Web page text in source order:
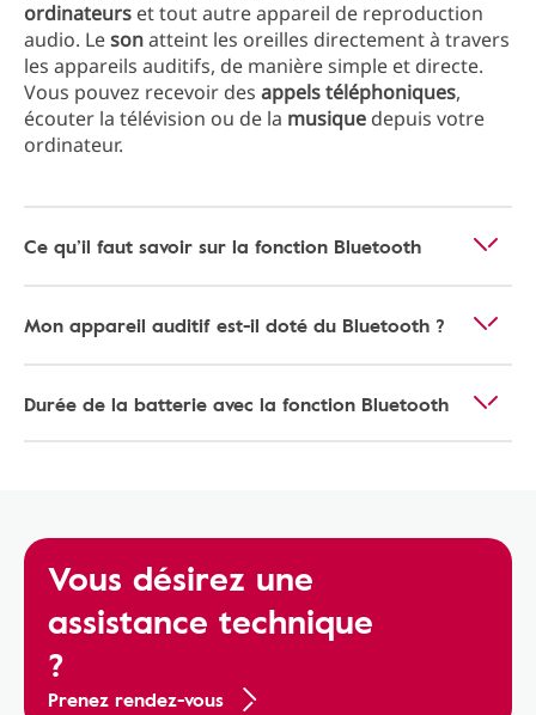
ordinateurs et tout autre appareil de reproduction
audio. Lesonatteint les oreilles directement à travers
les appareils auditifs, de manière simple et directe.
Vous pouvez recevoir des appelstéléphoniques,
écouter la télévision ou de la musique depuis votre
ordinateur.
Ce qu’il faut savoir sur la fonction Bluetooth
Mon appareil auditif est-il doté du Bluetooth ?
Durée de la batterie avec la fonction Bluetooth
Vous désirez une
assistance technique
?
Prenez rendez-vous